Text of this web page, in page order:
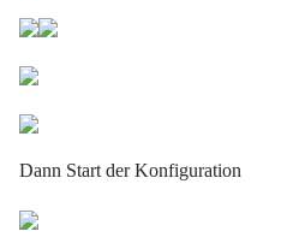
Dann Start der Konfiguration